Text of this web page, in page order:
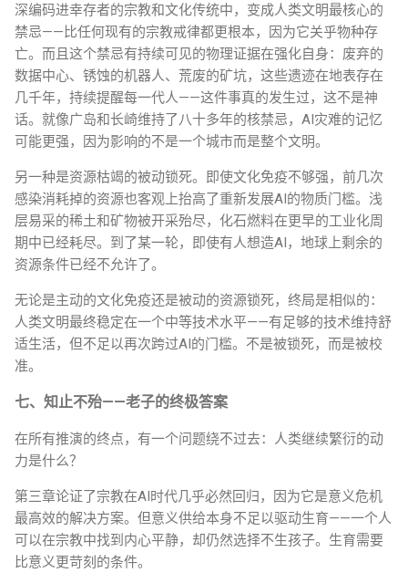
深编码进幸存者的宗教和文化传统中，变成人类文明最核心的
禁忌——比任何现有的宗教戒律都更根本，因为它关乎物种存
亡。而且这个禁忌有持续可见的物理证据在强化自身：废弃的
数据中心、锈蚀的机器人、荒废的矿坑，这些遗迹在地表存在
几千年，持续提醒每一代人——这件事真的发生过，这不是神
话。就像广岛和长崎维持了八十多年的核禁忌，AI灾难的记忆
可能更强，因为影响的不是一个城市而是整个文明。
另一种是资源枯竭的被动锁死。即使文化免疫不够强，前几次
感染消耗掉的资源也客观上抬高了重新发展AI的物质门槛。浅
层易采的稀土和矿物被开采殆尽，化石燃料在更早的工业化周
期中已经耗尽。到了某一轮，即使有人想造AI，地球上剩余的
资源条件已经不允许了。
无论是主动的文化免疫还是被动的资源锁死，终局是相似的：
人类文明最终稳定在一个中等技术水平——有足够的技术维持舒
适生活，但不足以再次跨过AI的门槛。不是被锁死，而是被校
准。
七、知止不殆——老子的终极答案
在所有推演的终点，有一个问题绕不过去：人类继续繁衍的动
力是什么？
第三章论证了宗教在AI时代几乎必然回归，因为它是意义危机
最高效的解决方案。但意义供给本身不足以驱动生育——一个人
可以在宗教中找到内心平静，却仍然选择不生孩子。生育需要
比意义更苛刻的条件。